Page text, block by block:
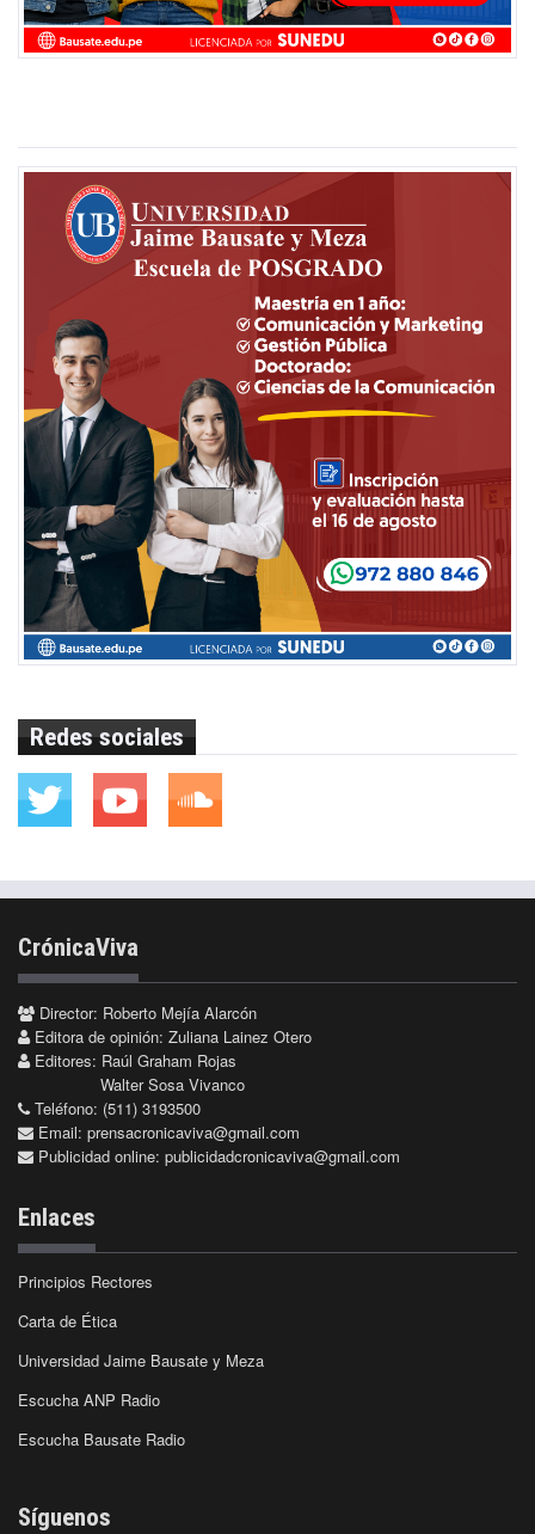
Redes sociales
CrónicaViva
Director: Roberto Mejía Alarcón
Editora de opinión: Zuliana Lainez Otero
Editores: Raúl Graham Rojas
Walter Sosa Vivanco
Teléfono: (511) 3193500
Email: prensacronicaviva@gmail.com
Publicidad online: publicidadcronicaviva@gmail.com
Enlaces
Principios Rectores
Carta de Ética
Universidad Jaime Bausate y Meza
Escucha ANP Radio
Escucha Bausate Radio
Síguenos